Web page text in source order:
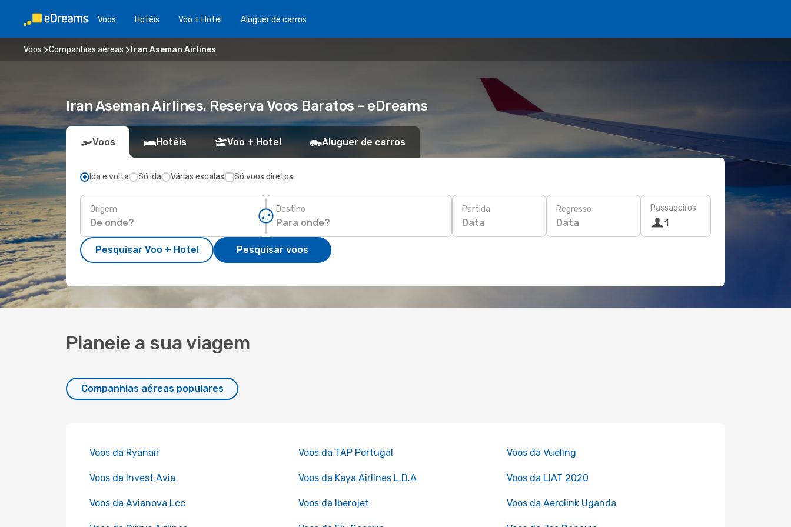
Voos Hotéis Voo + Hotel Aluguer de carros
Voos Companhias aéreas Iran Aseman Airlines
Iran Aseman Airlines. Reserva Voos Baratos - eDreams
Voos Hotéis Voo + Hotel Aluguer de carros
Ida e volta Só ida Várias escalas Só voos diretos
Origem Destino Partida
Data
Regresso
Data
Passageiros
1
Pesquisar Voo + Hotel Pesquisar voos
Planeie a sua viagem
Companhias aéreas populares
Voos da Ryanair Voos da TAP Portugal Voos da Vueling
Voos da Invest Avia Voos da Kaya Airlines L.D.A Voos da LIAT 2020
Voos da Avianova Lcc Voos da Iberojet Voos da Aerolink Uganda